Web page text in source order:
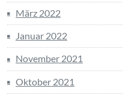
März 2022
Januar 2022
November 2021
Oktober 2021